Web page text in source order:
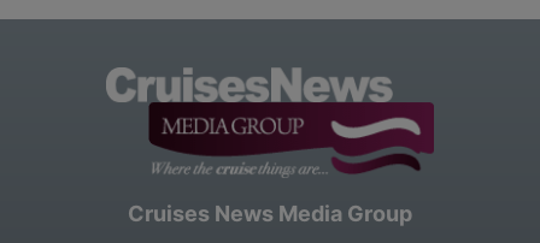
Cruises News Media Group